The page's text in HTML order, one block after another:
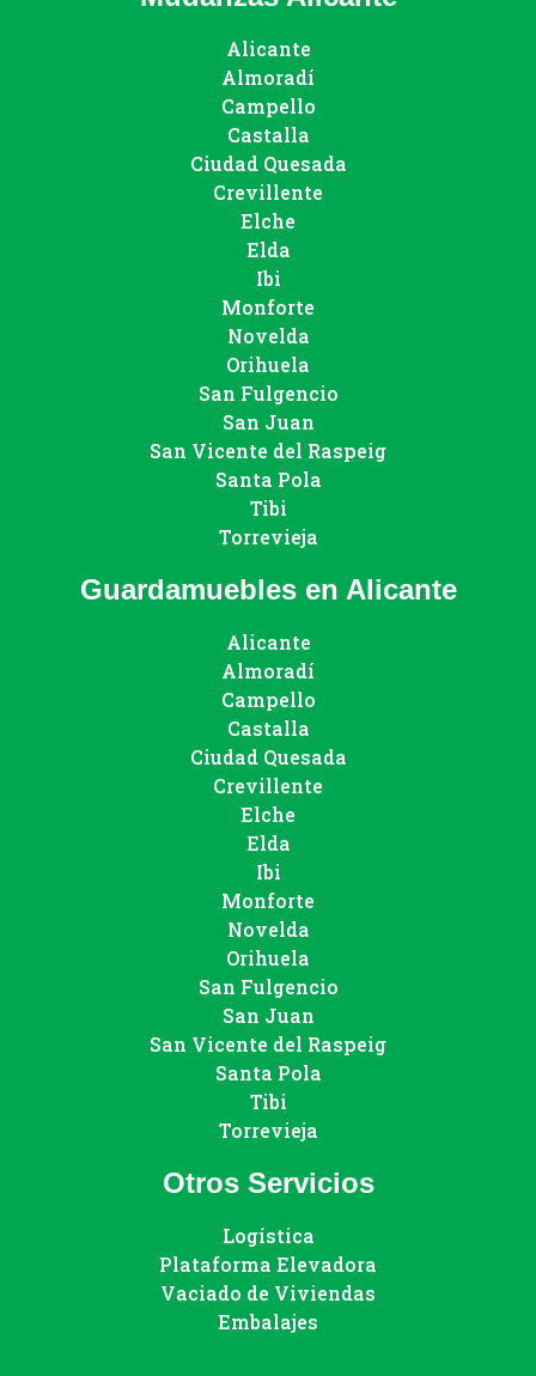
Alicante
Almoradí
Campello
Castalla
Ciudad Quesada
Crevillente
Elche
Elda
Ibi
Monforte
Novelda
Orihuela
San Fulgencio
San Juan
San Vicente del Raspeig
Santa Pola
Tibi
Torrevieja
Guardamuebles en Alicante
Alicante
Almoradí
Campello
Castalla
Ciudad Quesada
Crevillente
Elche
Elda
Ibi
Monforte
Novelda
Orihuela
San Fulgencio
San Juan
San Vicente del Raspeig
Santa Pola
Tibi
Torrevieja
Otros Servicios
Logística
Plataforma Elevadora
Vaciado de Viviendas
Embalajes